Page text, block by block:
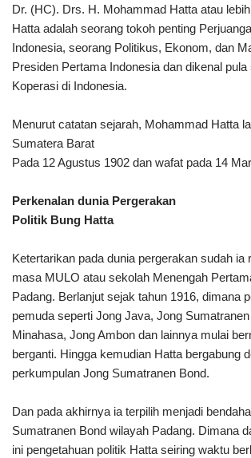
Dr. (HC). Drs. H. Mohammad Hatta atau
Hatta adalah seorang tokoh penting
Indonesia, seorang Politikus, Ekonom, dan
Presiden Pertama Indonesia dan dikenal pula
Koperasi di Indonesia.
Menurut catatan sejarah, Mohammad Hatta
Sumatera Barat
Pada 12 Agustus 1902 dan wafat pada 14
Perkenalan dunia Pergerakan
Politik Bung Hatta
Ketertarikan pada dunia pergerakan sudah ia
masa MULO atau sekolah Menengah
Padang. Berlanjut sejak tahun 1916, dimana
pemuda seperti Jong Java, Jong
Minahasa, Jong Ambon dan lainnya mulai
berganti. Hingga kemudian Hatta bergabung
perkumpulan Jong Sumatranen Bond.
Dan pada akhirnya ia terpilih menjadi
Sumatranen Bond wilayah Padang. Dimana
ini pengetahuan politik Hatta seiring waktu